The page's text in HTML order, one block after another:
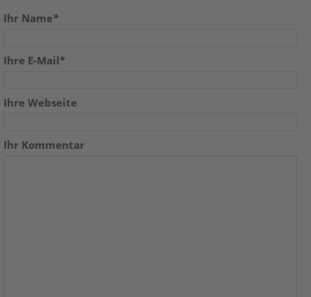
Ihr Name*
Ihre E-Mail*
Ihre Webseite
Ihr Kommentar